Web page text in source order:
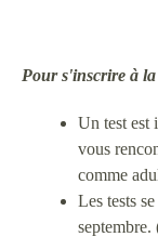
Pour s'inscrire à
Un test est
vous
comme
Les tests